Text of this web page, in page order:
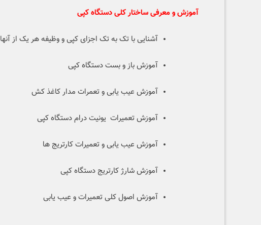
آموزش و معرفی ساختار کلی دستگاه کپی
آشنایی با تک به تک اجزای کپی و وظیفه هر یک از آنها
آموزش باز و بست دستگاه کپی
آموزش عیب یابی و تعمرات مدار کاغذ کش
آموزش تعمیرات یونیت درام دستگاه کپی
آموزش عیب یابی و تعمیرات کارتریج ها
آموزش شارژ کارتریج دستگاه کپی
آموزش اصول کلی تعمیرات و عیب یابی